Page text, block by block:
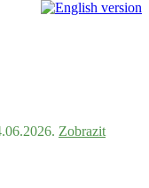
Zobrazit